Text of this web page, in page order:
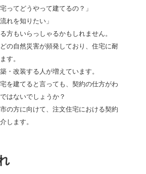
ってどうやって建てるの？」
れを知りたい」
方もいらっしゃるかもしれません。
の自然災害が頻発しており、住宅に耐
す。
・改装する人が増えています。
を建てると言っても、契約の仕方がわ
はないでしょうか？
の方に向けて、注文住宅における契約
します。